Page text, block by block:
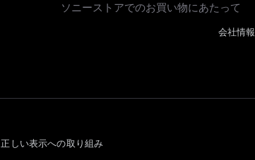
ソニーストアでのお買い物にあたって
会社情報
正しい表示への取り組み